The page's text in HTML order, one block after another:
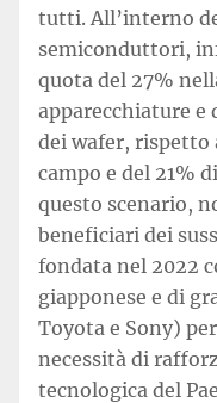
tutti. All’interno
semiconduttori,
quota del 27%
apparecchiature e
dei wafer, rispetto
campo e del 21%
questo scenario,
beneficiari dei
fondata nel 2022
giapponese e di
Toyota e Sony)
necessità di
tecnologica del